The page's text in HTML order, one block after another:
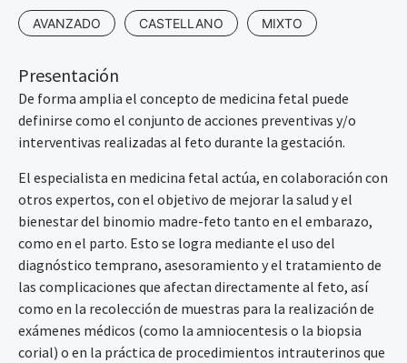
AVANZADO CASTELLANO MIXTO
Presentación
De forma amplia el concepto de medicina fetal puede
definirse como el conjunto de acciones preventivas y/o
interventivas realizadas al feto durante la gestación.
El especialista en medicina fetal actúa, en colaboración con
otros expertos, con el objetivo de mejorar la salud y el
bienestar del binomio madre-feto tanto en el embarazo,
como en el parto. Esto se logra mediante el uso del
diagnóstico temprano, asesoramiento y el tratamiento de
las complicaciones que afectan directamente al feto, así
como en la recolección de muestras para la realización de
exámenes médicos (como la amniocentesis o la biopsia
corial) o en la práctica de procedimientos intrauterinos que